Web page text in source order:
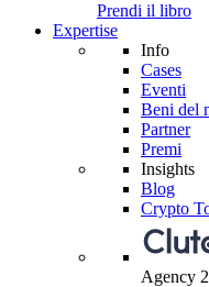
Prendi il libro
Expertise
Info
Cases
Eventi
Beni del
Partner
Premi
Insights
Blog
Crypto
Agency